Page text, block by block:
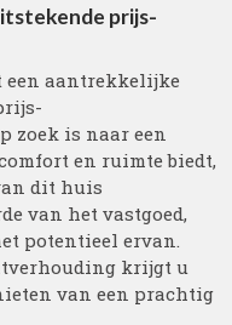
prijs-
een aantrekkelijke
zoek is naar een
en ruimte biedt,
dit huis
van het vastgoed,
potentieel ervan.
krijgt u
van een prachtig